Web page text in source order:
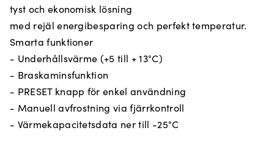
tyst och ekonomisk lösning
med rejäl energibesparing och perfekt temperatur.
Smarta funktioner
- Underhållsvärme (+5 till + 13°C)
- Braskaminsfunktion
- PRESET knapp för enkel användning
- Manuell avfrostning via fjärrkontroll
- Värmekapacitetsdata ner till -25°C